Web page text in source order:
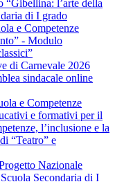
“Gibellina: l’arte della
di I grado
e Competenze
- Modulo
di Carnevale 2026
sindacale online
e Competenze
e formativi per il
l’inclusione e la
“Teatro” e
Nazionale
Secondaria di I